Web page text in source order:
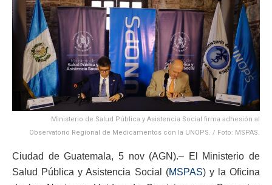
Ministerio de Salud Pública y Asistencia Social firma adhesión al
Observatorio Regional de Medicamentos con la UNOPS. / Foto: MSPAS.
Ciudad de Guatemala, 5 nov (AGN).– El Ministerio de
Salud Pública y Asistencia Social (MSPAS) y la Oficina